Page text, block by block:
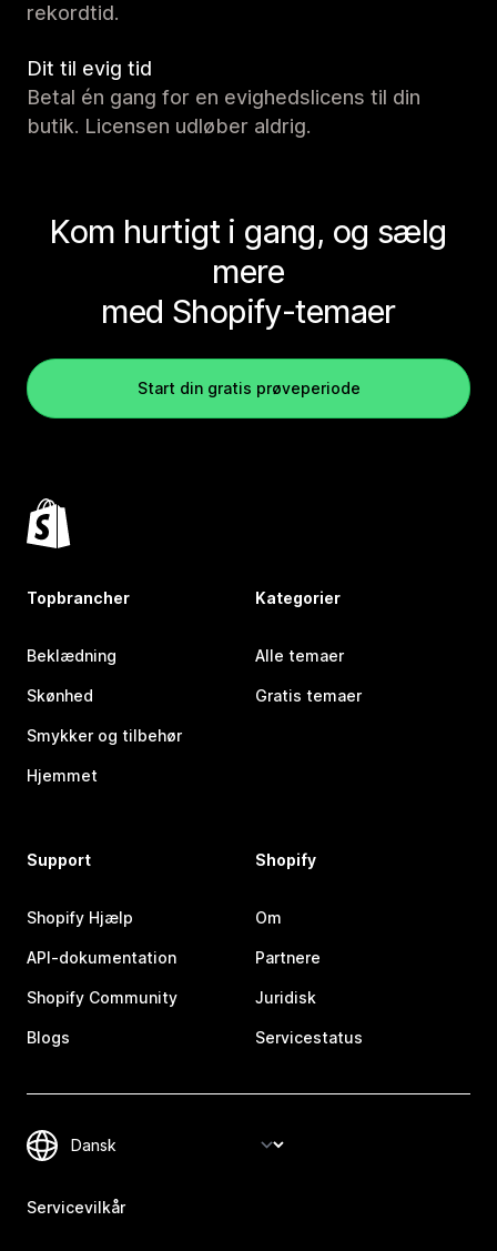
rekordtid.
Dit til evig tid
Betal én gang for en evighedslicens til din
butik. Licensen udløber aldrig.
Kom hurtigt i gang, og sælg
mere
med Shopify-temaer
Start din gratis prøveperiode
Topbrancher
Beklædning
Skønhed
Smykker og tilbehør
Hjemmet
Kategorier
Alle temaer
Gratis temaer
Support
Shopify Hjælp
API-dokumentation
Shopify Community
Blogs
Shopify
Om
Partnere
Juridisk
Servicestatus
Servicevilkår